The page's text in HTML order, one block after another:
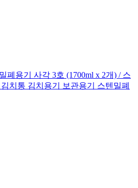
폐용기 사각 3호 (1700ml x 2개) / 스
치통 김치용기 보관용기 스텐밀폐